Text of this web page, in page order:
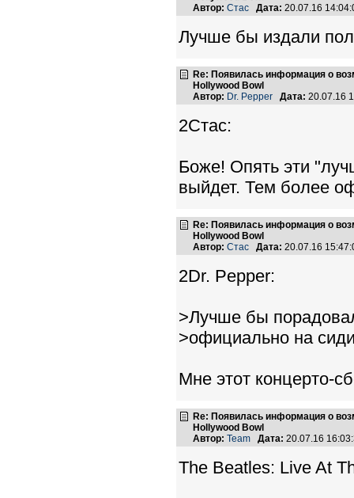
Автор: Стас Дата: 20.07.16
Лучше бы издали
Re: Появилась информация о
Hollywood Bowl
Автор: Dr. Pepper Дата: 20.07.16
2Стас:
Боже! Опять эти
выйдет. Тем более
Re: Появилась информация о
Hollywood Bowl
Автор: Стас Дата: 20.07.16
2Dr. Pepper:
>Лучше бы
>официально на
Мне этот концерто-
Re: Появилась информация о
Hollywood Bowl
Автор: Team Дата: 20.07.16
The Beatles: Live At